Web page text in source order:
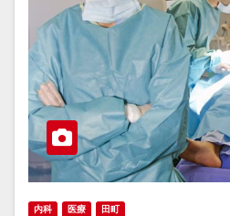
内科 医療 田町